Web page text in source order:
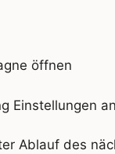
öffnen
Einstellungen
Ablauf des